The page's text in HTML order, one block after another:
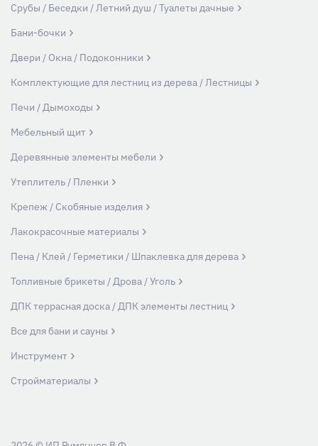
Срубы / Беседки / Летний душ / Туалеты дачные
Бани-бочки
Двери / Окна / Подоконники
Комплектующие для лестниц из дерева / Лестницы
Печи / Дымоходы
Мебельный щит
Деревянные элементы мебели
Утеплитель / Пленки
Крепеж / Скобяные изделия
Лакокрасочные материалы
Пена / Клей / Герметики / Шпаклевка для дерева
Топливные брикеты / Дрова / Уголь
ДПК террасная доска / ДПК элементы лестниц
Все для бани и сауны
Инструмент
Стройматериалы